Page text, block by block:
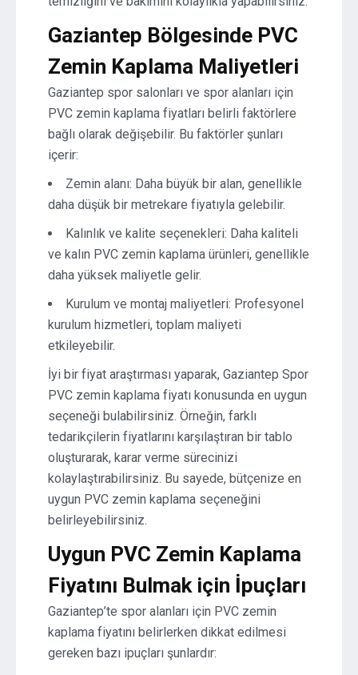
Gaziantep Bölgesinde PVC
Zemin Kaplama Maliyetleri
Gaziantep spor salonları ve spor alanları için
PVC zemin kaplama fiyatları belirli faktörlere
bağlı olarak değişebilir. Bu faktörler şunları
içerir:
Zemin alanı: Daha büyük bir alan, genellikle
daha düşük bir metrekare fiyatıyla gelebilir.
Kalınlık ve kalite seçenekleri: Daha kaliteli
ve kalın PVC zemin kaplama ürünleri, genellikle
daha yüksek maliyetle gelir.
Kurulum ve montaj maliyetleri: Profesyonel
kurulum hizmetleri, toplam maliyeti
etkileyebilir.
İyi bir fiyat araştırması yaparak, Gaziantep Spor
PVC zemin kaplama fiyatı konusunda en uygun
seçeneği bulabilirsiniz. Örneğin, farklı
tedarikçilerin fiyatlarını karşılaştıran bir tablo
oluşturarak, karar verme sürecinizi
kolaylaştırabilirsiniz. Bu sayede, bütçenize en
uygun PVC zemin kaplama seçeneğini
belirleyebilirsiniz.
Uygun PVC Zemin Kaplama
Fiyatını Bulmak için İpuçları
Gaziantep’te spor alanları için PVC zemin
kaplama fiyatını belirlerken dikkat edilmesi
gereken bazı ipuçları şunlardır: